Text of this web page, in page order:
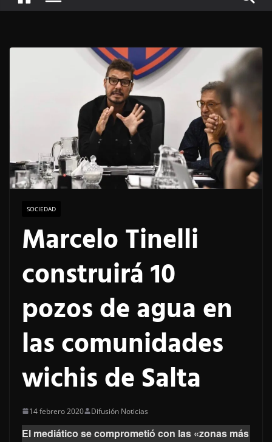
SOCIEDAD
Marcelo Tinelli
construirá 10
pozos de agua en
las comunidades
wichis de Salta
14 febrero 2020 Difusión Noticias
El mediático se comprometió con las «zonas más